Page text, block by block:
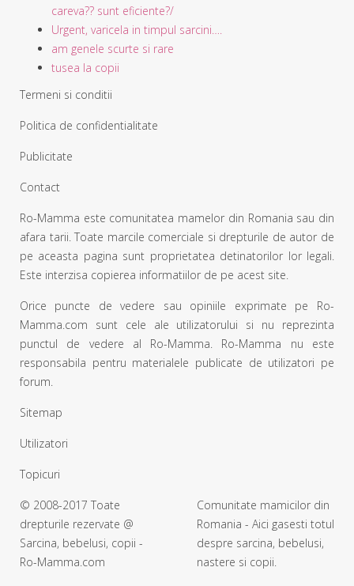
careva?? sunt eficiente?/
Urgent, varicela in timpul sarcini….
am genele scurte si rare
tusea la copii
Termeni si conditii
Politica de confidentialitate
Publicitate
Contact
Ro-Mamma este comunitatea mamelor din Romania sau din
afara tarii. Toate marcile comerciale si drepturile de autor de
pe aceasta pagina sunt proprietatea detinatorilor lor legali.
Este interzisa copierea informatiilor de pe acest site.
Orice puncte de vedere sau opiniile exprimate pe Ro-
Mamma.com sunt cele ale utilizatorului si nu reprezinta
punctul de vedere al Ro-Mamma. Ro-Mamma nu este
responsabila pentru materialele publicate de utilizatori pe
forum.
Sitemap
Utilizatori
Topicuri
© 2008-2017 Toate
drepturile rezervate @
Sarcina, bebelusi, copii -
Ro-Mamma.com
Comunitate mamicilor din
Romania - Aici gasesti totul
despre sarcina, bebelusi,
nastere si copii.